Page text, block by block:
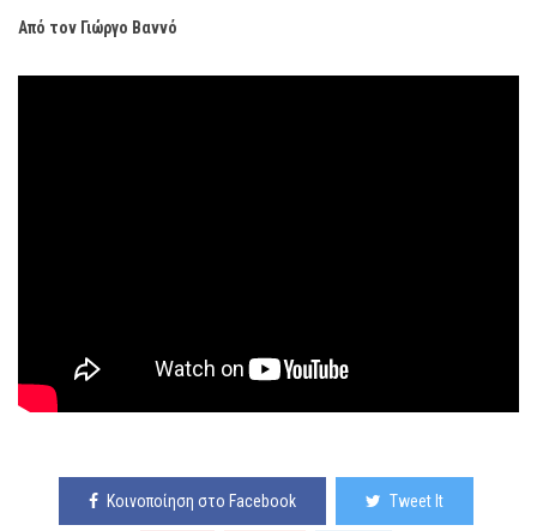
Από τον Γιώργο Βαννό
Κοινοποίηση στο Facebook Tweet It